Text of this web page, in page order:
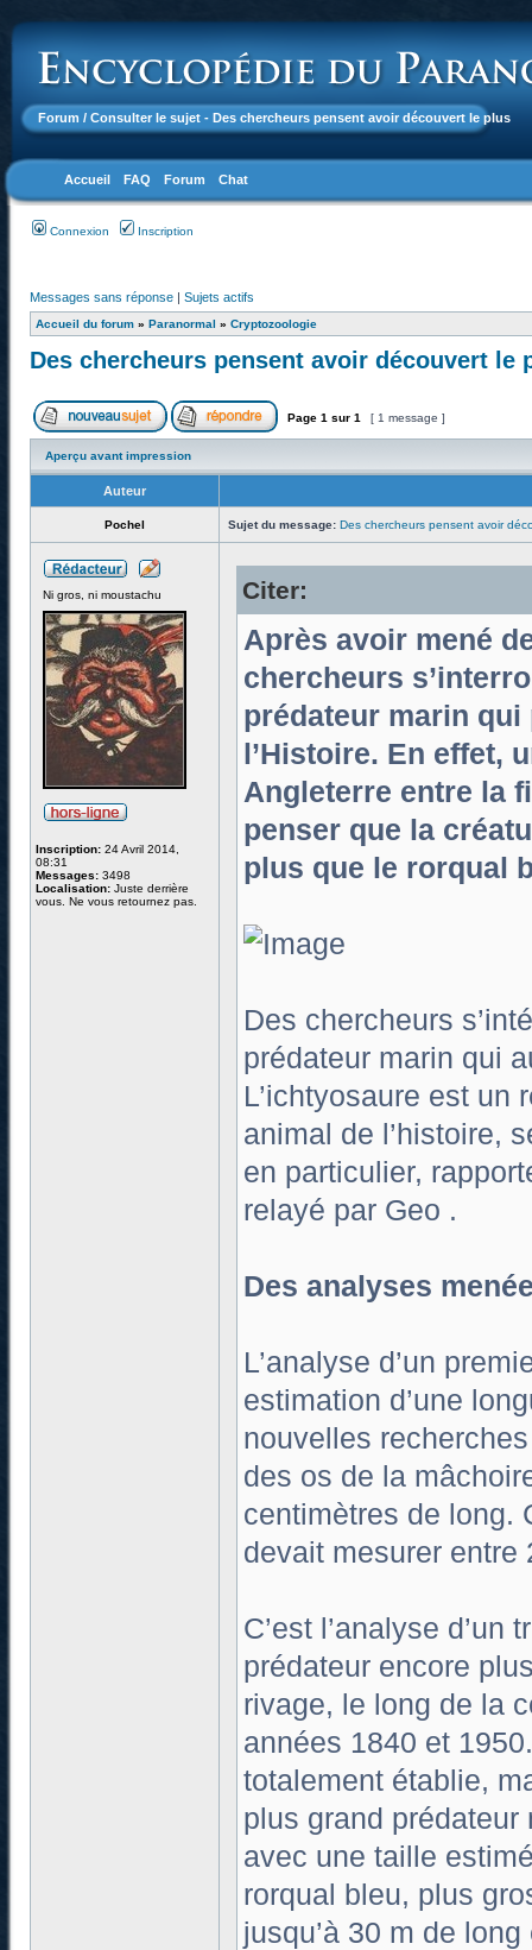
Forum / Consulter le sujet - Des chercheurs pensent avoir découvert le plus
Accueil FAQ Forum Chat
Connexion Inscription
Messages sans réponse | Sujets actifs
Accueil du forum » Paranormal » Cryptozoologie
Des chercheurs pensent avoir découvert le
Page 1 sur 1 [ 1 message ]
Aperçu avant impression
Auteur
Pochel Sujet du message: Des chercheurs pensent avoir
Ni gros, ni moustachu
Inscription: 24 Avril 2014,
08:31
Messages: 3498
Localisation: Juste derrière
vous. Ne vous retournez pas.
Citer:
Après avoir mené
chercheurs
prédateur marin
l’Histoire. En effet,
Angleterre entre la
penser que la
plus que le rorqual
Des chercheurs
prédateur marin qui
L’ichtyosaure est un
animal de l’histoire,
en particulier,
relayé par Geo .
Des analyses
L’analyse d’un
estimation d’une
nouvelles
des os de la
centimètres de long.
devait mesurer entre
C’est l’analyse
prédateur encore
rivage, le long de la
années 1840 et
totalement établie,
plus grand prédateur
avec une taille
rorqual bleu, plus
jusqu’à 30 m de